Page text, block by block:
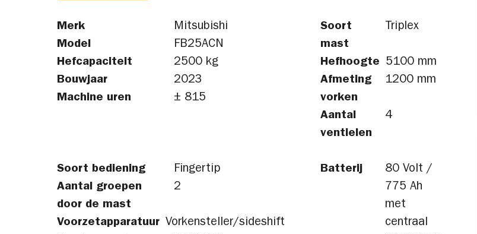
Merk
Mitsubishi
Model
FB25ACN
Hefcapaciteit
2500 kg
Bouwjaar
2023
Machine uren
± 815
Soort
mast
Triplex
Hefhoogte 5100 mm
Afmeting
vorken
1200 mm
Aantal
ventielen
4
Soort bediening
Fingertip
Aantal groepen
door de mast
2
Voorzetapparatuur Vorkensteller/sideshift
Batterij
80 Volt /
775 Ah
met
centraal